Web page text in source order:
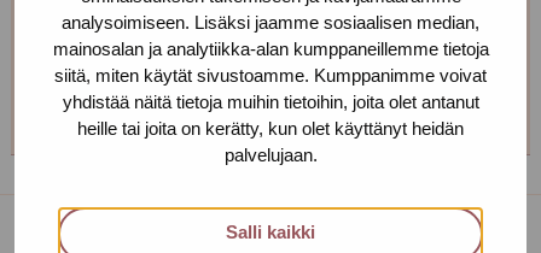
analysoimiseen. Lisäksi jaamme sosiaalisen median,
mainosalan ja analytiikka-alan kumppaneillemme tietoja
siitä, miten käytät sivustoamme. Kumppanimme voivat
yhdistää näitä tietoja muihin tietoihin, joita olet antanut
heille tai joita on kerätty, kun olet käyttänyt heidän
palvelujaan.
Salli kaikki
Helsingin toimipiste
+358 (0)40 650 3705